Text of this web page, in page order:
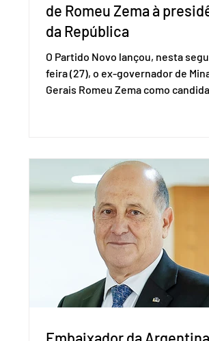
de Romeu Zema à
da República
O Partido Novo lançou, nesta
feira (27), o ex-governador de
Gerais Romeu Zema como
vice-presidente. A convenção
com a presença do presidente
do partido, Eduardo Ribeiro, e do
Eduardo Girão, filiado ao Novo
fevereiro de 2023. Formado em
administração de empresas pela
Embaixador da